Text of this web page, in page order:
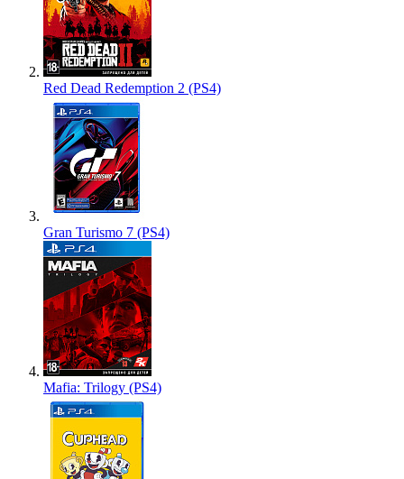
Red Dead Redemption 2 (PS4)
Gran Turismo 7 (PS4)
Mafia: Trilogy (PS4)